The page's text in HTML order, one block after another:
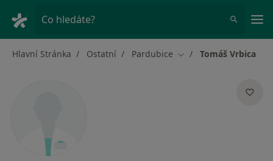
Co hledáte?
Hlavní Stránka Ostatní Pardubice Změna města
Tomáš Vrbica